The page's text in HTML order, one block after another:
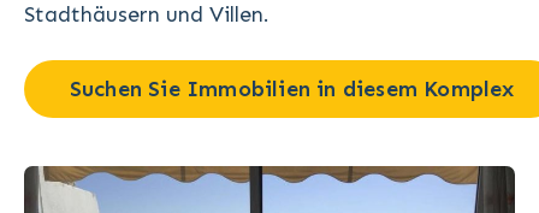
Stadthäusern und Villen.
Suchen Sie Immobilien in diesem Komplex